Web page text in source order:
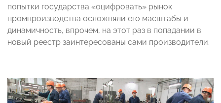
попытки государства «оцифровать» рынок
промпроизводства осложняли его масштабы и
динамичность, впрочем, на этот раз в попадании в
новый реестр заинтересованы сами производители.